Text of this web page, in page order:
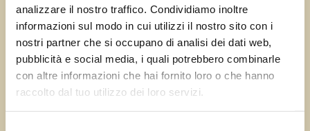
analizzare il nostro traffico. Condividiamo inoltre
informazioni sul modo in cui utilizzi il nostro sito con i
nostri partner che si occupano di analisi dei dati web,
pubblicità e social media, i quali potrebbero combinarle
con altre informazioni che hai fornito loro o che hanno
raccolto dal tuo utilizzo dei loro servizi.
Sagre FVG